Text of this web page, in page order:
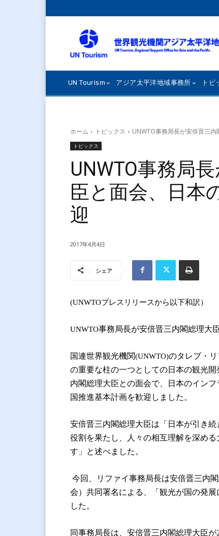
UN Tourism アジア太平洋地域事務所 トピ
ホーム トピックス UNWTO事務局長が安倍晋三
トピックス
UNWTO事務局
臣と面会、日本
迎
2017年4月4日
シェア
(UNWTOプレスリリースから以下和訳）
UNWTO事務局長が安倍晋三内閣総理大
国連世界観光機関(UNWTO)のタレブ・
の重要な柱の一つとしての日本の観光
内閣総理大臣との面会で、日本のイン
国推進基本計画を歓迎しました。
安倍晋三内閣総理大臣は「日本が引き
役割を果たし、人々の相互理解を深め
す」と述べました。
今回、リファイ事務局長は安倍晋三内閣
会）共同署名による、「観光が国の発
した。
同事務局長は、安倍晋三内閣総理大臣が